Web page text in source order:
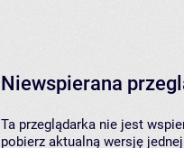
Niewspierana
Ta przeglądarka nie jest
pobierz aktualną wersję